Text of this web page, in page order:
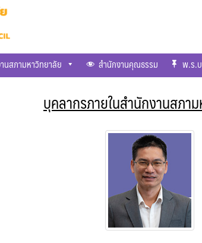
นสภามหาวิทยาลัย สำนักงานคุณธรรม พ.ร.
บุคลากรภายในสำนักงานสภา